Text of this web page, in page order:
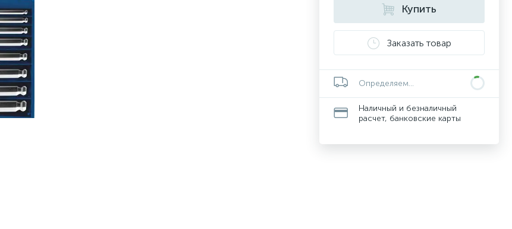
Купить
Заказать товар
Определяем...
Наличный и безналичный
расчет, банковские карты